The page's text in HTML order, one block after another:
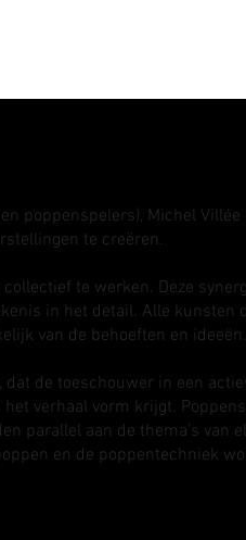
poppenspelers), Michel Villée
te creëren.
te werken. Deze
in het detail. Alle kunsten
van de behoeften en ideeën.
de toeschouwer in een
verhaal vorm krijgt.
parallel aan de thema's van
en de poppentechniek